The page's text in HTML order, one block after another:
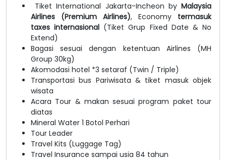
Tiket International Jakarta-Incheon by Malaysia
Airlines (Premium Airlines), Economy termasuk
taxes internasional (Tiket Grup Fixed Date & No
Extend)
Bagasi sesuai dengan ketentuan Airlines (MH
Group 30kg)
Akomodasi hotel *3 setaraf (Twin / Triple)
Transportasi bus Pariwisata & tiket masuk objek
wisata
Acara Tour & makan sesuai program paket tour
diatas
Mineral Water 1 Botol Perhari
Tour Leader
Travel Kits (Luggage Tag)
Travel Insurance sampai usia 84 tahun